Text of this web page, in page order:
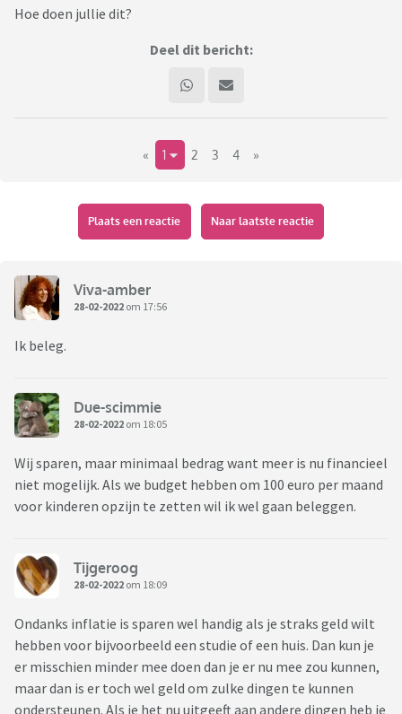
Hoe doen jullie dit?
Deel dit bericht:
« 1 2 3 4 »
Plaats een reactie Naar laatste reactie
Viva-amber
28-02-2022 om 17:56
Ik beleg.
Due-scimmie
28-02-2022 om 18:05
Wij sparen, maar minimaal bedrag want meer is nu financieel
niet mogelijk. Als we budget hebben om 100 euro per maand
voor kinderen opzijn te zetten wil ik wel gaan beleggen.
Tijgeroog
28-02-2022 om 18:09
Ondanks inflatie is sparen wel handig als je straks geld wilt
hebben voor bijvoorbeeld een studie of een huis. Dan kun je
er misschien minder mee doen dan je er nu mee zou kunnen,
maar dan is er toch wel geld om zulke dingen te kunnen
ondersteunen. Als je het nu uitgeeft aan andere dingen heb je